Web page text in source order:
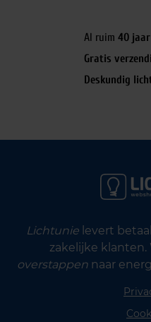
Al ruim 40
Gratis
Deskundig
Lichtunielevert
zakelijke klanten.
overstappen naar